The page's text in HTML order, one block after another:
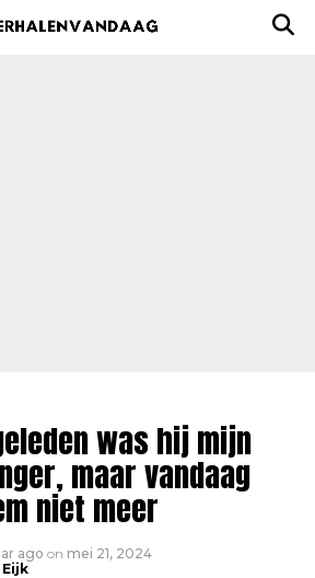
was hij mijn
maar vandaag
niet meer
ago on mei 21, 2024
Eijk